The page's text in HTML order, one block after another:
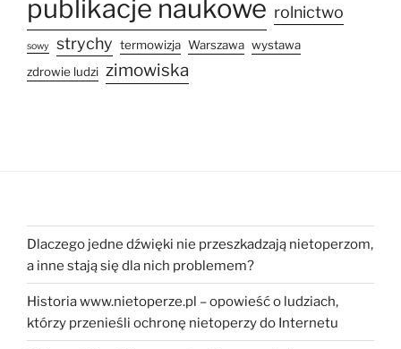
publikacje naukowe rolnictwo
sowy strychy termowizja Warszawa wystawa
zdrowie ludzi zimowiska
Dlaczego jedne dźwięki nie przeszkadzają nietoperzom,
a inne stają się dla nich problemem?
Historia www.nietoperze.pl – opowieść o ludziach,
którzy przenieśli ochronę nietoperzy do Internetu